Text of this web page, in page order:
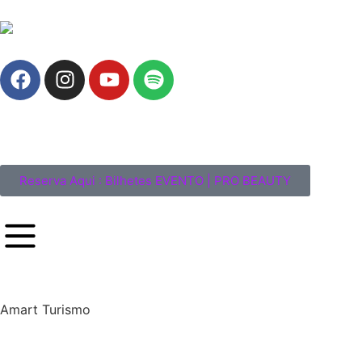
Reserva Aqui : Bilhetes EVENTO | PRO BEAUTY
Amart Turismo